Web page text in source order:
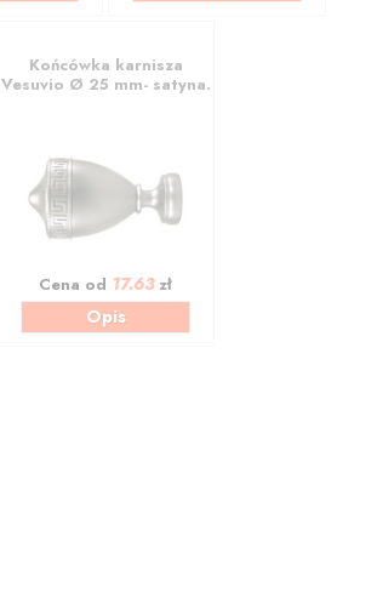
Końcówka karnisza
Vesuvio Ø 25 mm- satyna.
Cena od 17.63zł
Opis